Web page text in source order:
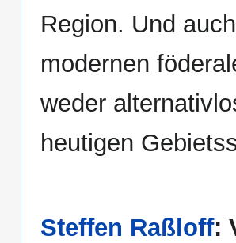
Region. Und
modernen
weder
heutigen
Steffen Raßloff: